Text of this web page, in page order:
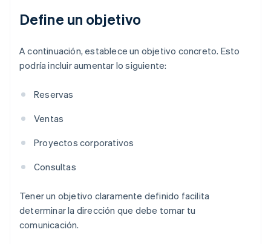
Define un objetivo
A continuación, establece un objetivo concreto. Esto
podría incluir aumentar lo siguiente:
Reservas
Ventas
Proyectos corporativos
Consultas
Tener un objetivo claramente definido facilita
determinar la dirección que debe tomar tu
comunicación.